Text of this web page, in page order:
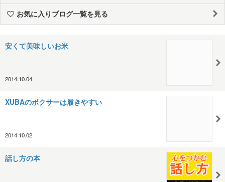
お気に入りブログ一覧を見る
安くて美味しいお米
2014.10.04
XUBAのボクサーは履きやすい
2014.10.02
話し方の本